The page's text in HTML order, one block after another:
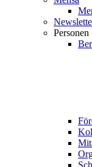
Personen